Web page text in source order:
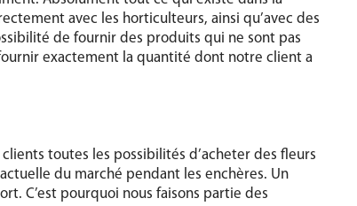
avec les horticulteurs, ainsi qu’avec des
de fournir des produits qui ne sont pas
exactement la quantité dont notre client a
toutes les possibilités d’acheter des fleurs
du marché pendant les enchères. Un
C’est pourquoi nous faisons partie des